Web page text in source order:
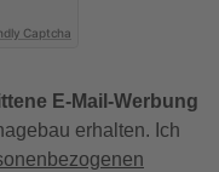
Captcha
E-Mail-Werbung
erhalten. Ich